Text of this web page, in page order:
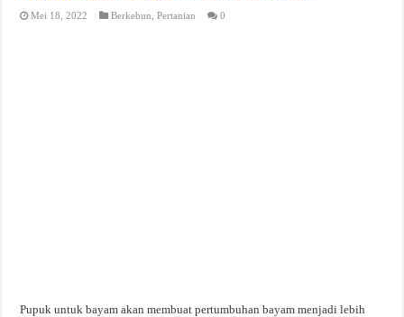
Mei 18, 2022 Berkebun ,Pertanian 0
Pupuk untuk bayam akan membuat pertumbuhan bayam menjadi lebih